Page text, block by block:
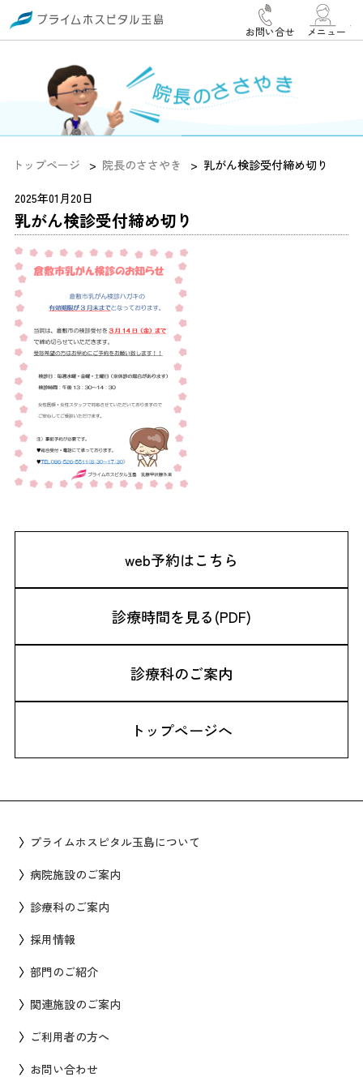
メニュー
お問い合せ
トップページ 院長のささやき 乳がん検診受付締め切り
2025年01月20日
乳がん検診受付締め切り
web予約はこちら
診療時間を見る(PDF)
診療科のご案内
トップページへ
プライムホスピタル玉島について
病院施設のご案内
診療科のご案内
採用情報
部門のご紹介
関連施設のご案内
ご利用者の方へ
お問い合わせ